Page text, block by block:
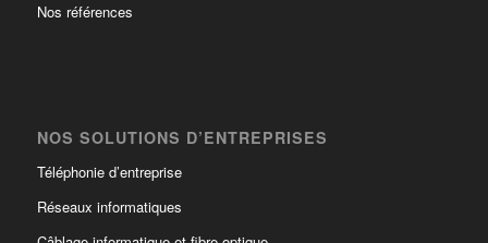
Nos références
NOS SOLUTIONS D’ENTREPRISES
Téléphonie d’entreprise
Réseaux informatiques